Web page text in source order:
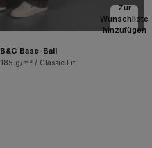
Zur
Wunschliste
hinzufügen
B&C Base-Ball
185 g/m² / Classic Fit